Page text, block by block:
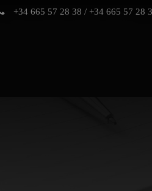
+34 665 57 28 38 / +34 665 57 28